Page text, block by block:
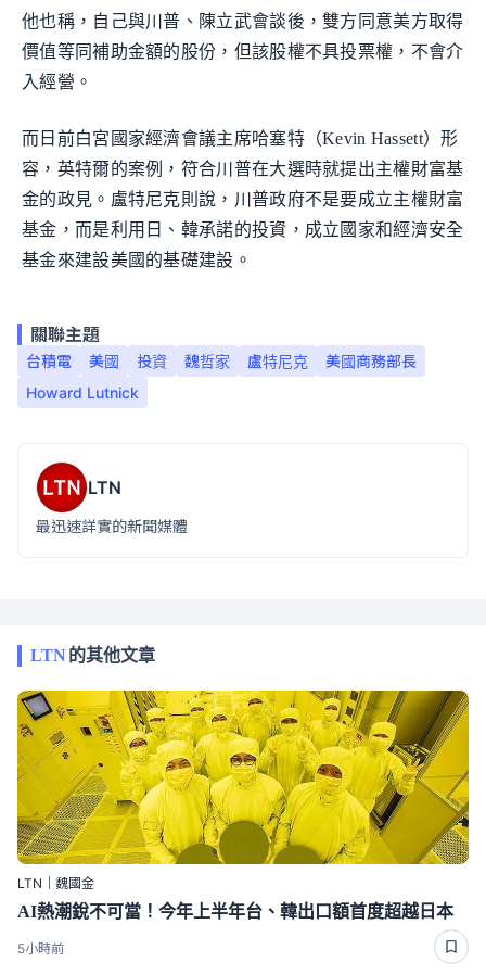
他也稱，自己與川普、陳立武會談後，雙方同意美方取得
價值等同補助金額的股份，但該股權不具投票權，不會介
入經營。
而日前白宮國家經濟會議主席哈塞特（Kevin Hassett）形
容，英特爾的案例，符合川普在大選時就提出主權財富基
金的政見。盧特尼克則說，川普政府不是要成立主權財富
基金，而是利用日、韓承諾的投資，成立國家和經濟安全
基金來建設美國的基礎建設。
關聯主題
台積電 美國 投資 魏哲家 盧特尼克
美國商務部長
Howard Lutnick
LTN
最迅速詳實的新聞媒體
LTN的其他文章
LTN｜魏國金
AI熱潮銳不可當！今年上半年台、韓出口額首度超越日本
5小時前